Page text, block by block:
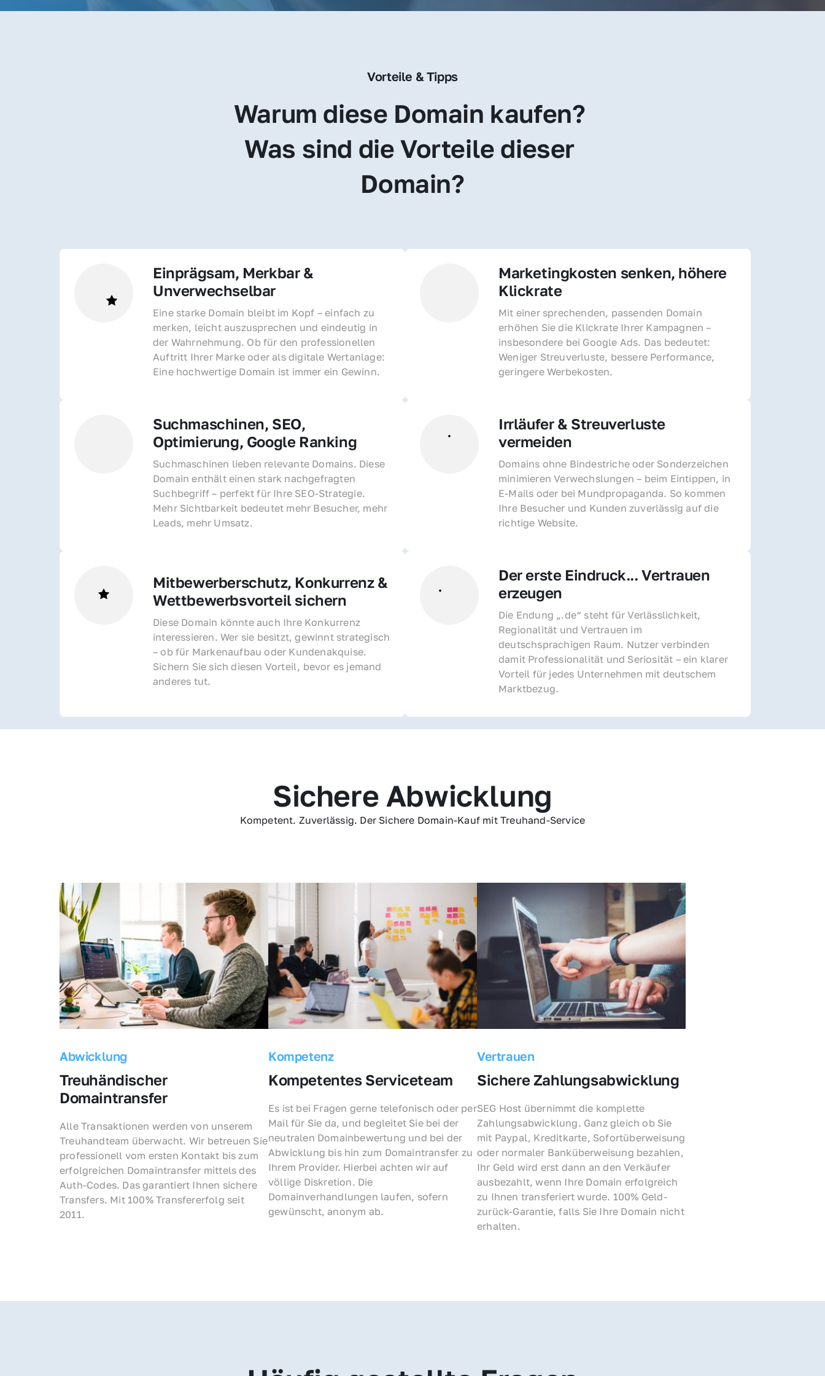
Vorteile & Tipps
Warum diese Domain kaufen?
Was sind die Vorteile dieser
Domain?
Einprägsam, Merkbar &
Unverwechselbar
Eine starke Domain bleibt im Kopf – einfach zu
merken, leicht auszusprechen und eindeutig in
der Wahrnehmung. Ob für den professionellen
Auftritt Ihrer Marke oder als digitale Wertanlage:
Eine hochwertige Domain ist immer ein Gewinn.
Marketingkosten senken, höhere
Klickrate
Mit einer sprechenden, passenden Domain
erhöhen Sie die Klickrate Ihrer Kampagnen –
insbesondere bei Google Ads. Das bedeutet:
Weniger Streuverluste, bessere Performance,
geringere Werbekosten.
Suchmaschinen, SEO,
Optimierung, Google Ranking
Suchmaschinen lieben relevante Domains. Diese
Domain enthält einen stark nachgefragten
Suchbegriff – perfekt für Ihre SEO-Strategie.
Mehr Sichtbarkeit bedeutet mehr Besucher, mehr
Leads, mehr Umsatz.
Irrläufer & Streuverluste
vermeiden
Domains ohne Bindestriche oder Sonderzeichen
minimieren Verwechslungen – beim Eintippen, in
E-Mails oder bei Mundpropaganda. So kommen
Ihre Besucher und Kunden zuverlässig auf die
richtige Website.
Mitbewerberschutz, Konkurrenz &
Wettbewerbsvorteil sichern
Diese Domain könnte auch Ihre Konkurrenz
interessieren. Wer sie besitzt, gewinnt strategisch
– ob für Markenaufbau oder Kundenakquise.
Sichern Sie sich diesen Vorteil, bevor es jemand
anderes tut.
Der erste Eindruck... Vertrauen
erzeugen
Die Endung „.de“ steht für Verlässlichkeit,
Regionalität und Vertrauen im
deutschsprachigen Raum. Nutzer verbinden
damit Professionalität und Seriosität – ein klarer
Vorteil für jedes Unternehmen mit deutschem
Marktbezug.
Sichere Abwicklung
Kompetent. Zuverlässig. Der Sichere Domain-Kauf mit Treuhand-Service
Abwicklung
Treuhändischer
Domaintransfer
Alle Transaktionen werden von unserem
Treuhandteam überwacht. Wir betreuen Sie
professionell vom ersten Kontakt bis zum
erfolgreichen Domaintransfer mittels des
Auth-Codes. Das garantiert Ihnen sichere
Transfers. Mit 100% Transfererfolg seit
2011.
Kompetenz
Kompetentes Serviceteam
Es ist bei Fragen gerne telefonisch oder per
Mail für Sie da, und begleitet Sie bei der
neutralen Domainbewertung und bei der
Abwicklung bis hin zum Domaintransfer zu
Ihrem Provider. Hierbei achten wir auf
völlige Diskretion. Die
Domainverhandlungen laufen, sofern
gewünscht, anonym ab.
Vertrauen
Sichere Zahlungsabwicklung
SEG Host übernimmt die komplette
Zahlungsabwicklung. Ganz gleich ob Sie
mit Paypal, Kreditkarte, Sofortüberweisung
oder normaler Banküberweisung bezahlen,
Ihr Geld wird erst dann an den Verkäufer
ausbezahlt, wenn Ihre Domain erfolgreich
zu Ihnen transferiert wurde. 100% Geld-
zurück-Garantie, falls Sie Ihre Domain nicht
erhalten.